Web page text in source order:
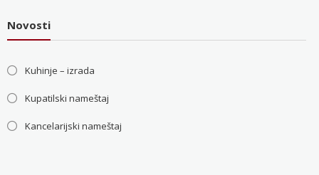
Novosti
Kuhinje – izrada
Kupatilski nameštaj
Kancelarijski nameštaj